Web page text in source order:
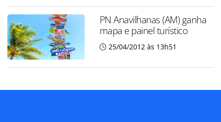
PN Anavilhanas (AM) ganha
mapa e painel turístico
25/04/2012 às 13h51